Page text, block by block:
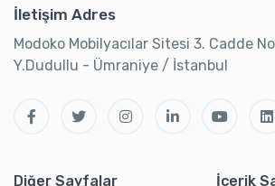
İletişim Adres
Modoko Mobilyacılar Sitesi 3. Cadde
Y.Dudullu - Ümraniye / İstanbul
Diğer Sayfalar İçerik